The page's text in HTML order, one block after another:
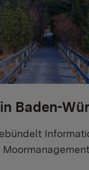
Baden-